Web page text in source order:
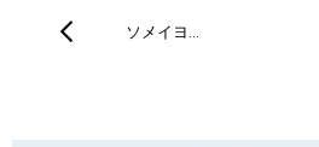
ソメイヨ…